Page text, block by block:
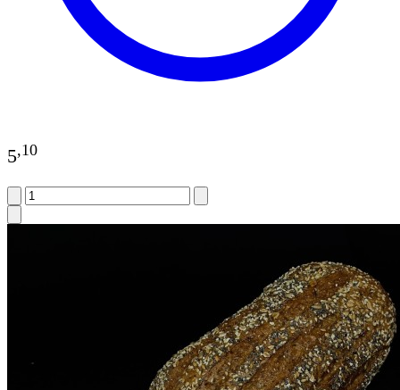
5,10